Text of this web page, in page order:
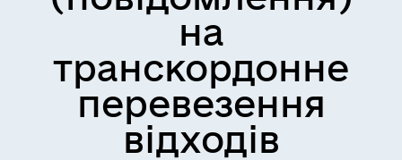
на
транскордонне
перевезення
відходів